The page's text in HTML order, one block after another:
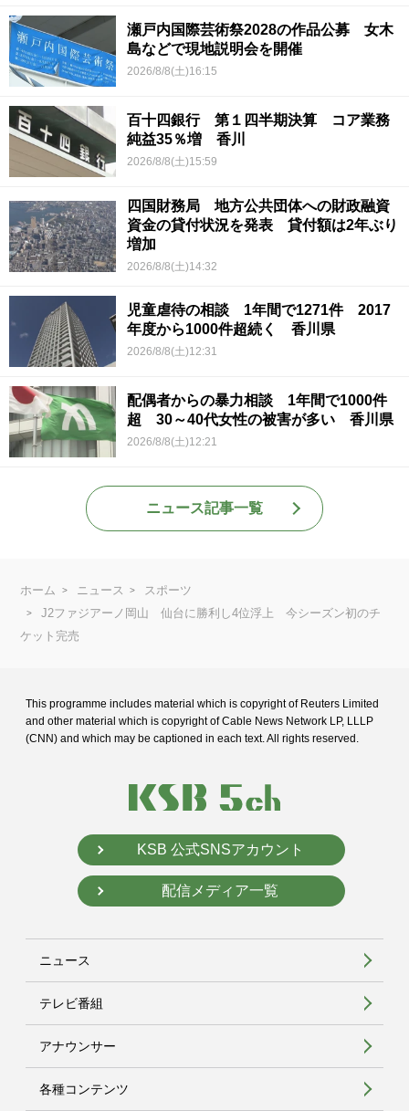
瀬戸内国際芸術祭2028の作品公募 女木
島などで現地説明会を開催
2026/8/8(土)16:15
百十四銀行 第１四半期決算 コア業務
純益35％増 香川
2026/8/8(土)15:59
四国財務局 地方公共団体への財政融資
資金の貸付状況を発表 貸付額は2年ぶり
増加
2026/8/8(土)14:32
児童虐待の相談 1年間で1271件 2017
年度から1000件超続く 香川県
2026/8/8(土)12:31
配偶者からの暴力相談 1年間で1000件
超 30～40代女性の被害が多い 香川県
2026/8/8(土)12:21
ニュース記事一覧
ホーム ニュース
スポーツ
J2ファジアーノ岡山 仙台に勝利し4位浮上 今シーズン初のチ
ケット完売
This programme includes material which is copyright of Reuters Limited
and other material which is copyright of Cable News Network LP, LLLP
(CNN) and which may be captioned in each text. All rights reserved.
KSB 公式SNSアカウント
配信メディア一覧
ニュース
テレビ番組
アナウンサー
各種コンテンツ